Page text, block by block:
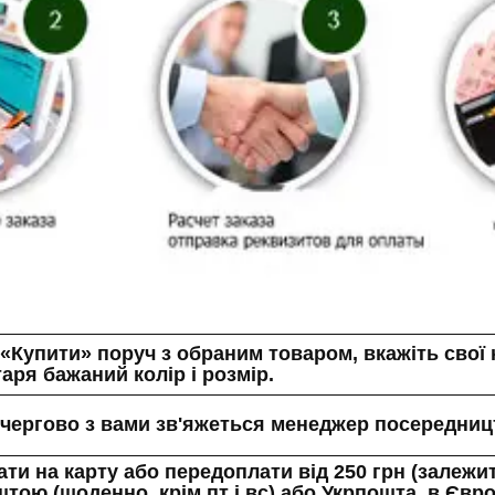
поруч з обраним товаром, вкажіть свої
бажаний колір і розмір.
з вами зв'яжеться менеджер
на карту або передоплати від 250 грн